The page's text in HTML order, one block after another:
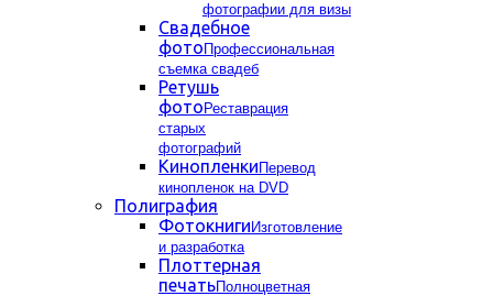
фотографии для визы
Свадебное
фото Профессиональная
съемка свадеб
Ретушь
фото Реставрация
старых
фотографий
Кинопленки Перевод
кинопленок на DVD
Полиграфия
Фотокниги Изготовление
и разработка
Плоттерная
печатьПолноцветная